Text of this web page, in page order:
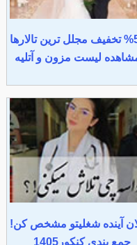
تا 50% تخفیف مجلل ترین تالارها
لیست مزون و آتلیه
آینده شغلیتو مشخص کن!
جمع بندی کنکور1405